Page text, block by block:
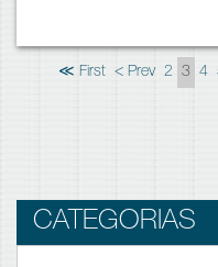
≪ First < Prev 2 3 4
CATEGORIAS